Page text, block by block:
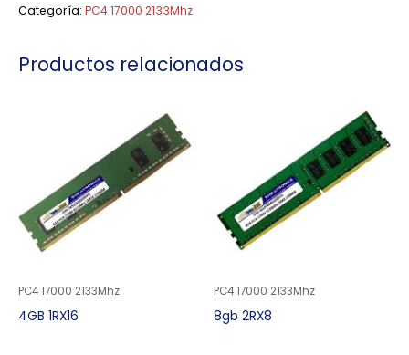
Categoría: PC4 17000 2133Mhz
Productos relacionados
PC4 17000 2133Mhz
4GB 1RX16
PC4 17000 2133Mhz
8gb 2RX8